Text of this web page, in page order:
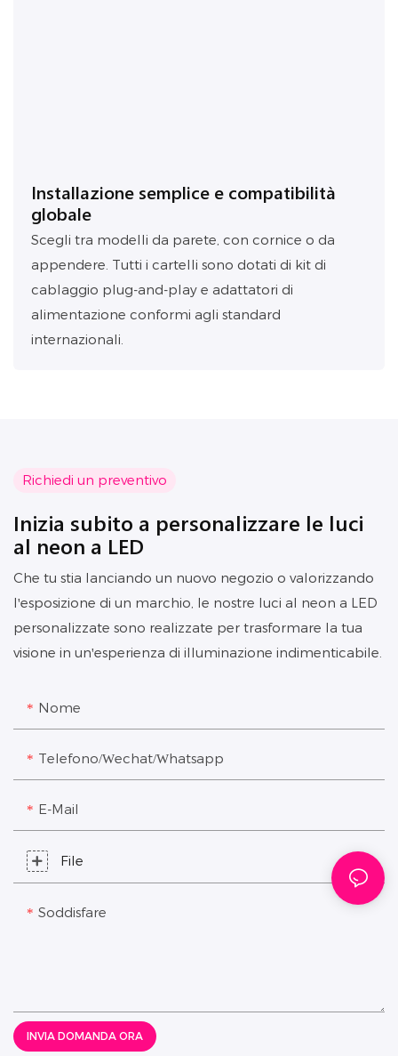
Installazione semplice e compatibilità
globale
Scegli tra modelli da parete, con cornice o da
appendere. Tutti i cartelli sono dotati di kit di
cablaggio plug-and-play e adattatori di
alimentazione conformi agli standard
internazionali.
Richiedi un preventivo
Inizia subito a personalizzare le luci
al neon a LED
Che tu stia lanciando un nuovo negozio o valorizzando
l'esposizione di un marchio, le nostre luci al neon a LED
personalizzate sono realizzate per trasformare la tua
visione in un'esperienza di illuminazione indimenticabile.
Nome
Telefono/Wechat/Whatsapp
E-Mail
File
Soddisfare
INVIA DOMANDA ORA